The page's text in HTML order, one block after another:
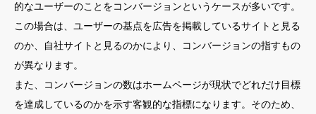
的なユーザーのことをコンバージョンというケースが多いです。
この場合は、ユーザーの基点を広告を掲載しているサイトと見る
のか、自社サイトと見るのかにより、コンバージョンの指すもの
が異なります。
また、コンバージョンの数はホームページが現状でどれだけ目標
を達成しているのかを示す客観的な指標になります。そのため、
スポンサー登録
サロン会員登録
サイト会員登録